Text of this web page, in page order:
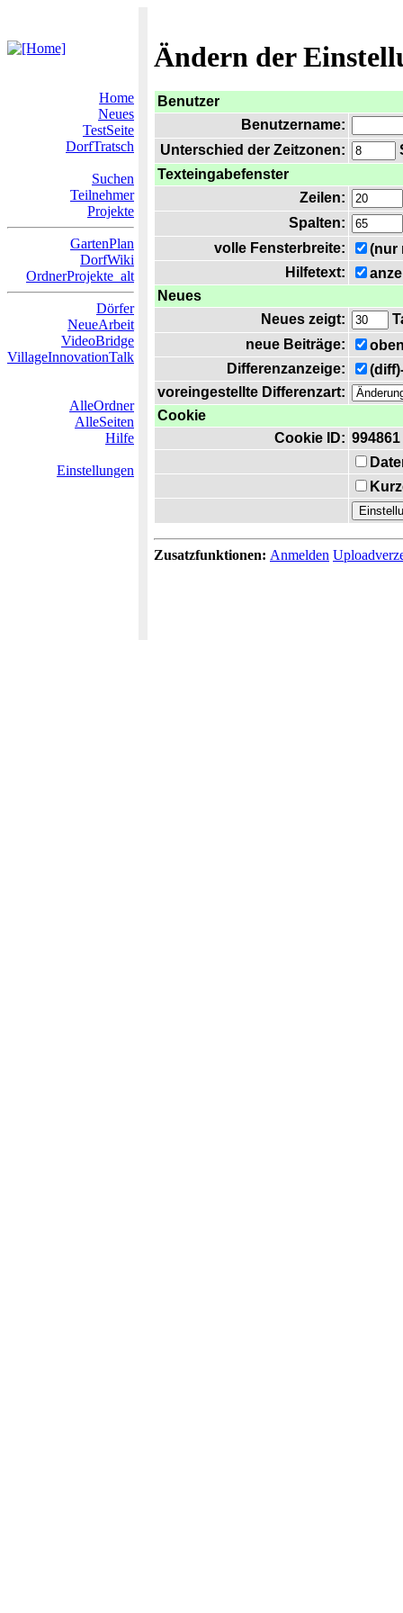
Ändern der
Home
Neues
TestSeite
DorfTratsch
Suchen
Teilnehmer
Projekte
GartenPlan
DorfWiki
OrdnerProjekte_alt
Dörfer
NeueArbeit
VideoBridge
VillageInnovationTalk
AlleOrdner
AlleSeiten
Hilfe
Einstellungen
Benutzer
Benutzername:
Unterschied der Zeitzonen:
Texteingabefenster
Zeilen:
Spalten:
volle Fensterbreite:
(nur
Hilfetext:
Neues
Neues zeigt:
neue Beiträge:
Differenzanzeige:
voreingestellte Differenzart:
Cookie
Cookie ID: 994861
Zusatzfunktionen: Anmelden